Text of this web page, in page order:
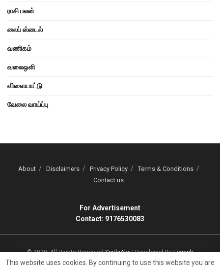
ராசி பலன்
லைப் ஸ்டைல்
வணிகம்
வலைஒளி
விளையாட்டு
வேலை வாய்ப்பு
About Disclaimers Privacy Policy
Terms & Conditions
Contact us
For Advertisement
Contact: 9176530083
© 2020, All Rights ReservedSeithiAlai| Developed ByLogesh
This website uses cookies. By continuing to use this website you are